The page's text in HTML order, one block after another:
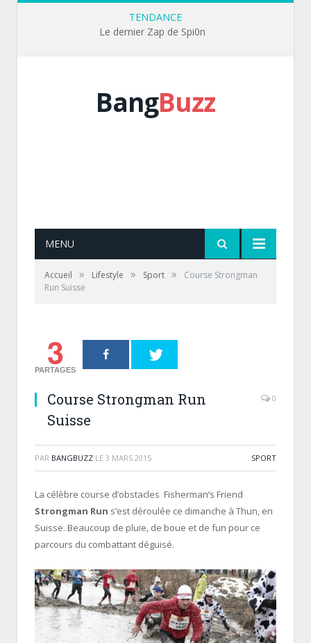
TENDANCE
Le dernier Zap de Spi0n
BangBuzz
MENU
Accueil » Lifestyle » Sport »
Course Strongman
Run Suisse
3
PARTAGES
Course Strongman Run
Suisse
0
PAR BANGBUZZ LE 3 MARS 2015 SPORT
La célèbre course d’obstacles Fisherman’s Friend
Strongman Run s’est déroulée ce dimanche à Thun, en
Suisse. Beaucoup de pluie, de boue et de fun pour ce
parcours du combattant déguisé.